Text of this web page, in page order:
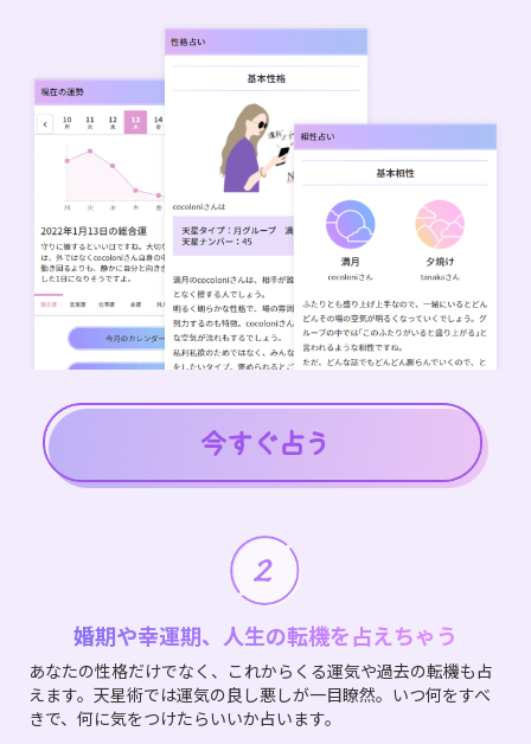
婚期や幸運期、人生の転機を占えちゃう
あなたの性格だけでなく、これからくる運気や過去の転機も占
えます。天星術では運気の良し悪しが一目瞭然。いつ何をすべ
きで、何に気をつけたらいいか占います。